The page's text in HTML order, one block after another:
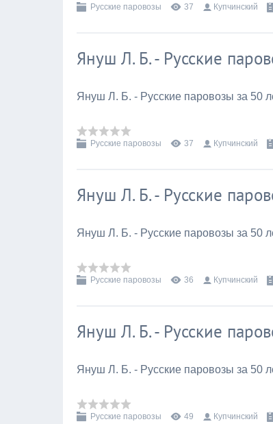
Русские паровозы 37 Купчинский
Януш Л. Б. - Русские
Януш Л. Б. - Русские паровозы за 50
Русские паровозы 37 Купчинский
Януш Л. Б. - Русские
Януш Л. Б. - Русские паровозы за 50
Русские паровозы 36 Купчинский
Януш Л. Б. - Русские
Януш Л. Б. - Русские паровозы за 50
Русские паровозы 49 Купчинский